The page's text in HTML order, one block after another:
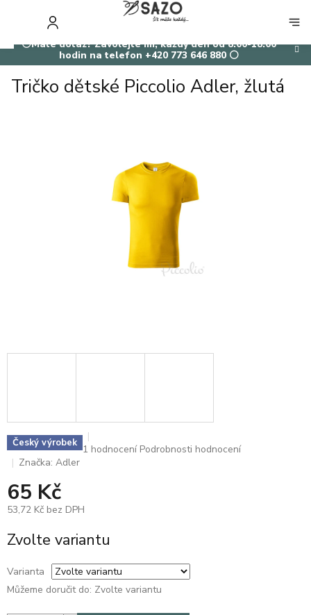
⚪Máte dotaz? Zavolejte mi, každý den od 8:00-18:00
hodin na telefon +420 773 646 880 ⚪
KOŠÍK
Tričko dětské Piccolio Adler, žlutá
Český výrobek Průměrné
z
hvězdiček.
1 hodnocení Podrobnosti hodnocení
Značka: Adler
65 Kč
53,72 Kč bez DPH
cena:
Zvolte variantu
Varianta
Můžeme doručit do: Zvolte variantu